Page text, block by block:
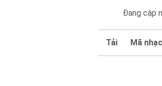
Đang cập
Tải Mã